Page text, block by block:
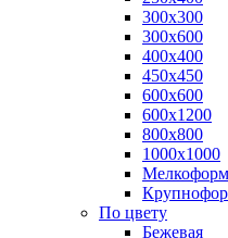
300х300
300х600
400х400
450х450
600х600
600х1200
800х800
1000х1000
По цвету
Бежевая